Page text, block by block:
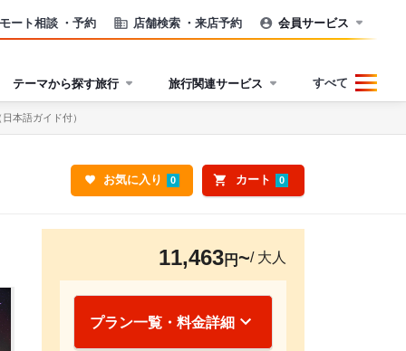
ート相談 ・予約 店舗検索 ・来店予約 会員サービス
テーマから探す旅行 旅行関連サービス すべて
本語ガイド付）
お気に入り 0 カート 0
11,463円 / 大人
プラン一覧・料金詳細